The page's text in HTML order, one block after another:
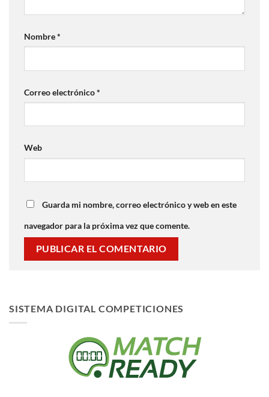
Nombre*
Correo electrónico*
Web
Guarda mi nombre, correo electrónico y web en este
navegador para la próxima vez que comente.
SISTEMA DIGITAL COMPETICIONES